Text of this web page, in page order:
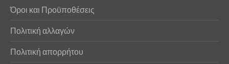
Όροι και Προϋποθέσεις
Πολιτική αλλαγών
Πολιτική απορρήτου